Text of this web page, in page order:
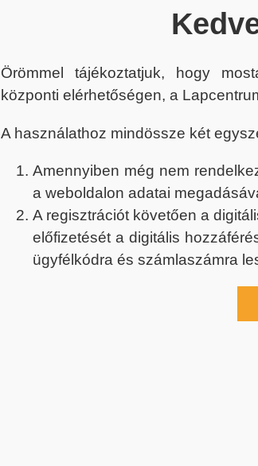
Örömmel tájékoztatjuk, hogy
központi elérhetőségen, a
A használathoz mindössze két
Amennyiben még nem
a weboldalon adatai
A regisztrációt követően a
előfizetését a digitális
ügyfélkódra és számlaszámra